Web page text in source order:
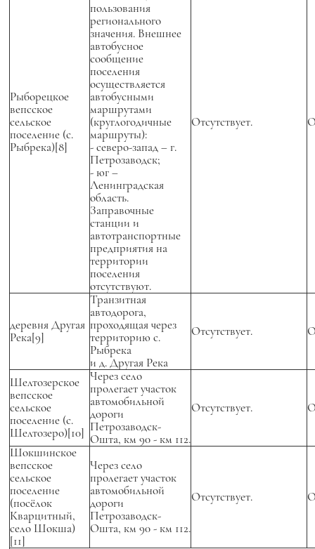
Рыборецкое
вепсское
сельское
поселение (с.
Рыбрека)[8]
пользования
регионального
значения. Внешнее
автобусное
сообщение
поселения
осуществляется
автобусными
маршрутами
(круглогодичные
маршруты):
- северо-запад – г.
Петрозаводск;
- юг –
Ленинградская
область.
Заправочные
станции и
автотранспортные
предприятия на
территории
поселения
отсутствуют.
Отсутствует.
деревня Другая
Река[9]
Транзитная
автодорога,
проходящая через
территорию с.
Рыбрека
и д. Другая Река
Отсутствует.
Шелтозерское
вепсское
сельское
поселение (с.
Шелтозеро)[10]
Через село
пролегает участок
автомобильной
дороги
Петрозаводск-
Ошта, км 90 - км 112.
Отсутствует.
Шокшинское
вепсское
сельское
поселение
(посёлок
Кварцитный,
село Шокша)
[11]
Через село
пролегает участок
автомобильной
дороги
Петрозаводск-
Ошта, км 90 - км 112.
Отсутствует.